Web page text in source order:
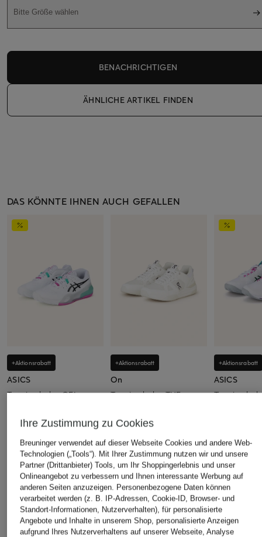
Bitte Größe wählen
BENACHRICHTIGEN
ÄHNLICHE ARTIKEL FINDEN
DAS KÖNNTE IHNEN AUCH GEFALLEN
+Aktionsrabatt
ASICS
Tennisschuhe GEL-
89,99 €
Bestpreis:160 €
+Aktionsrabatt
On
Tennisschuhe THE
PRO
129,99 €
Bestpreis:110,49 €
Ursprünglich:170 €
+Aktionsrabatt
ASICS
89,99 €
Bestpreis:
Ursprünglich:
ÄHNLICHE ARTIKEL ENTDECKEN
Ihre Zustimmung zu Cookies
Breuninger verwendet auf dieser Webseite Cookies und andere Web-
Technologien („Tools“). Mit Ihrer Zustimmung nutzen wir und unsere
Partner (Drittanbieter) Tools, um Ihr Shoppingerlebnis und unser
Onlineangebot zu verbessern und Ihnen interessante Werbung auf
anderen Seiten anzuzeigen. Personenbezogene Daten können
verarbeitet werden (z. B. IP-Adressen, Cookie-ID, Browser- und
Standort-Informationen, Nutzerverhalten), für personalisierte
Angebote und Inhalte in unserem Shop, personalisierte Anzeigen
aufgrund Ihres Nutzerverhaltens auf unserer Webseite, Analyse